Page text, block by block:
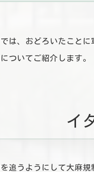
は、おどろいたこと
ついてご紹介します。
イ
追うようにして大麻規